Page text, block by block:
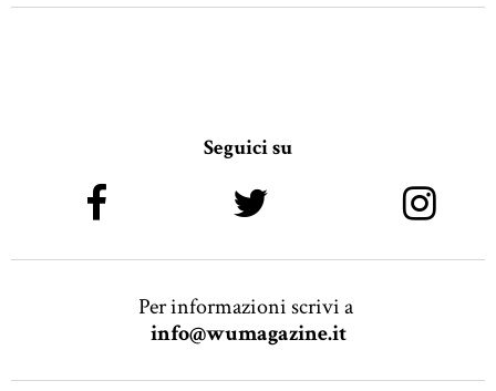
Seguici su
Per informazioni scrivi a
info@wumagazine.it